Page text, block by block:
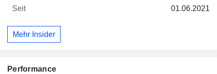
Performance
01.06.2021
Mehr Insider